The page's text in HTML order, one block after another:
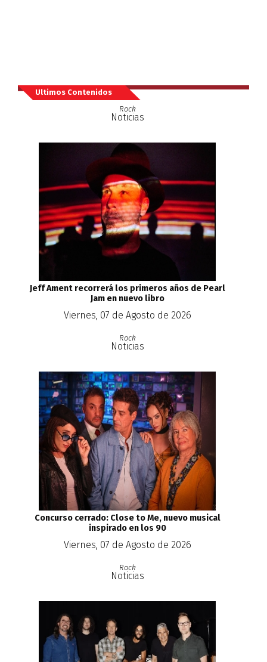
Ultimos Contenidos
Rock
Noticias
Jeff Ament recorrerá los primeros años de Pearl
Jam en nuevo libro
Viernes, 07 de Agosto de 2026
Rock
Noticias
Concurso cerrado: Close to Me, nuevo musical
inspirado en los 90
Viernes, 07 de Agosto de 2026
Rock
Noticias